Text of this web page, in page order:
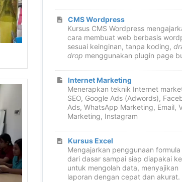
CMS Wordpress
Kursus CMS Wordpress
cara membuat web berbasis
sesuai keinginan, tanpa koding,
drop menggunakan plugin page
Internet Marketing
Menerapkan teknik Internet
SEO, Google Ads (Adwords),
Ads, WhatsApp Marketing, Email,
Marketing, Instagram
Kursus Excel
Mengajarkan penggunaan
dari dasar sampai siap diapakai
untuk mengolah data, menyajikan
laporan dengan cepat dan akurat.